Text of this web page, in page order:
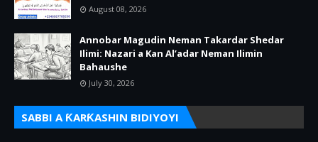
August 08, 2026
Annobar Magudin Neman Takardar Shedar
Ilimi: Nazari a Kan Al’adar Neman Ilimin
Bahaushe
July 30, 2026
SABBI A ƘARƘASHIN BIDIYOYI